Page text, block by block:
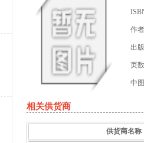
作
出
页
中
相关供货商
供货商名称